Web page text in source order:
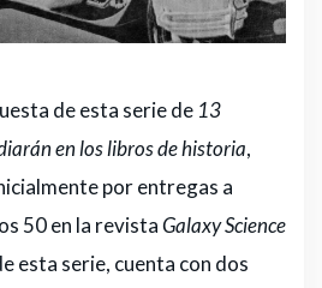
de esta serie de 13
en los libros de historia,
por entregas a
50 en la revistaGalaxy Science
esta serie, cuenta con dos